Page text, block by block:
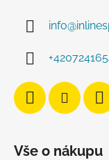
info@
Vše o nákupu